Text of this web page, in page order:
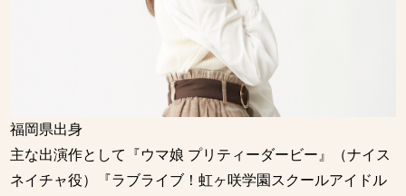
福岡県出身
主な出演作として『ウマ娘 プリティーダービー』（ナイス
ネイチャ役）『ラブライブ！虹ヶ咲学園スクールアイドル